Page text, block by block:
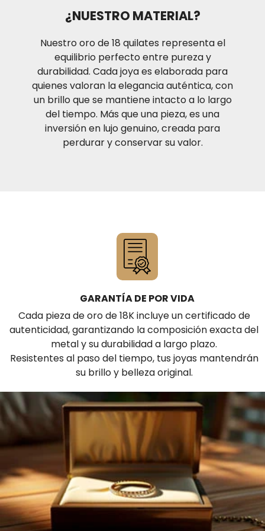
condiciones de operación normal. Recuerda que si
estas ubicado en la ciudad de Medellín te puedes
también acercar a nuestro punto de venta ubicado
Calle 48#53-39 Local 130
¿NUESTRO MATERIAL?
Nuestro oro de 18 quilates representa el
equilibrio perfecto entre pureza y
durabilidad. Cada joya es elaborada para
quienes valoran la elegancia auténtica, con
un brillo que se mantiene intacto a lo largo
del tiempo. Más que una pieza, es una
inversión en lujo genuino, creada para
perdurar y conservar su valor.
GARANTÍA DE POR VIDA
Cada pieza de oro de 18K incluye un certificado de
autenticidad, garantizando la composición exacta del
metal y su durabilidad a largo plazo.
Resistentes al paso del tiempo, tus joyas mantendrán
su brillo y belleza original.